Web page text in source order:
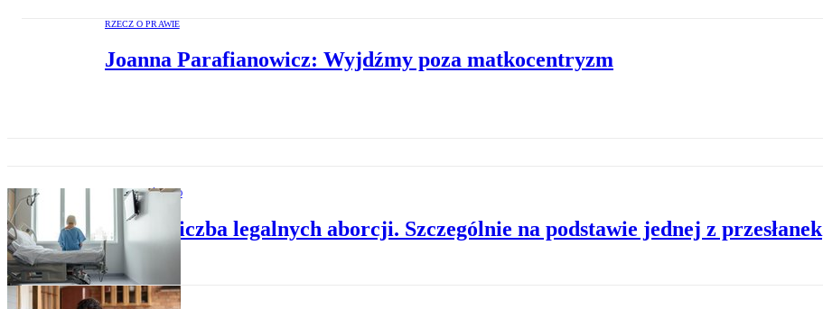
RZECZ O PRAWIE
Joanna Parafianowicz: Wyjdźmy poza matkocentryzm
SPOŁECZEŃSTWO
Rośnie liczba legalnych aborcji. Szczególnie na podstawie jednej z przesłanek
NAUKA